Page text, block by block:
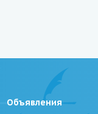
Объявления